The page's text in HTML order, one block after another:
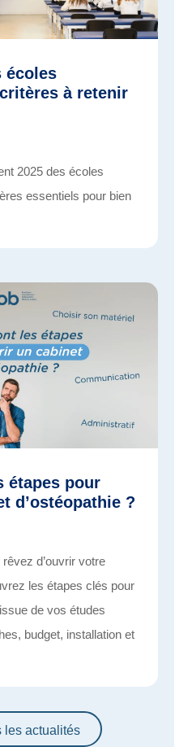
écoles
à retenir
2025 des écoles
essentiels pour bien
étapes pour
d’ostéopathie ?
d’ouvrir votre
les étapes clés pour
de vos études
budget, installation et
les actualités